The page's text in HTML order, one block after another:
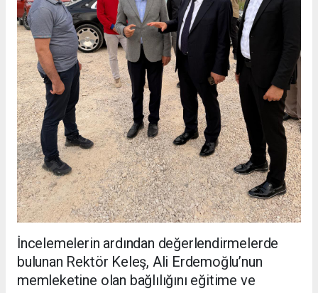
İncelemelerin ardından değerlendirmelerde
bulunan Rektör Keleş, Ali Erdemoğlu’nun
memleketine olan bağlılığını eğitime ve